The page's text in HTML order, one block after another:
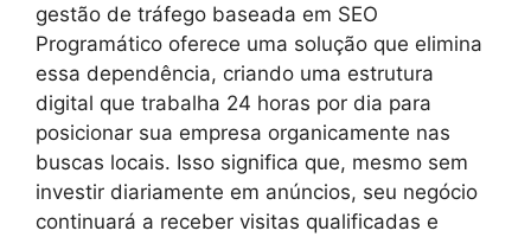
gestão de tráfego baseada em SEO
Programático oferece uma solução que elimina
essa dependência, criando uma estrutura
digital que trabalha 24 horas por dia para
posicionar sua empresa organicamente nas
buscas locais. Isso significa que, mesmo sem
investir diariamente em anúncios, seu negócio
continuará a receber visitas qualificadas e